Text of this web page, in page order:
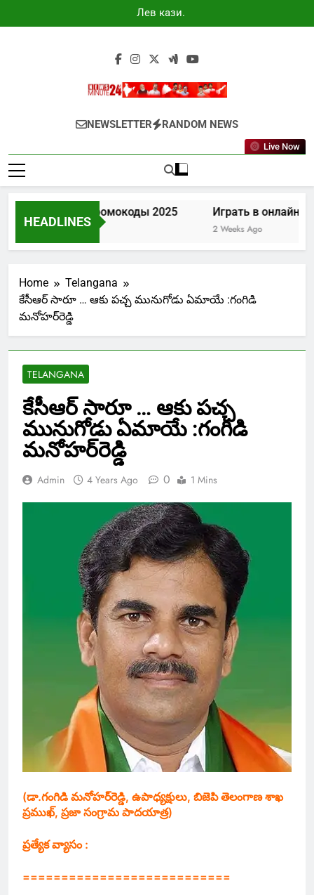
to
Лев казино
промокоды
Newsminute24
Get All Updated Telugu News
NEWSLETTER RANDOM NEWS
Live Now
HEADLINES
Лев казино промокоды 2025
7 Days Ago
Играть в онлайн
2 Weeks Ago
Home
Telangana
కేసీఆర్‌ సారూ … ఆకు పచ్చ మునుగోడు ఏమాయే :గంగిడి
మనోహర్‌రెడ్డి
TELANGANA
కేసీఆర్‌ సారూ … ఆకు పచ్చ
మునుగోడు ఏమాయే :గంగిడి
మనోహర్‌రెడ్డి
Admin 4 Years Ago 0 1 Mins
(డా.గంగిడి మనోహర్‌రెడ్డి, ఉపాధ్యక్షులు, బిజెపి తెలంగాణ శాఖ
ప్రముఖ్‌, ప్రజా సంగ్రామ పాదయాత్ర)
ప్రత్యేక వ్యాసం :
===========================